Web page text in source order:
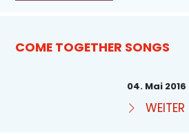
COME TOGETHER SONGS
04. Mai 2016
WEITER